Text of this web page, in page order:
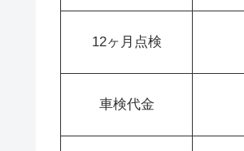
12ヶ月点検
車検代金